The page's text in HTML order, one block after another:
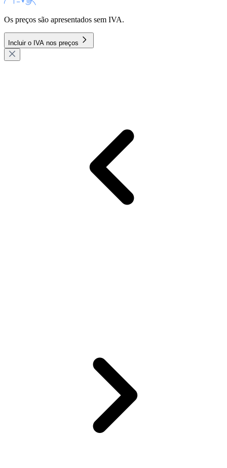
Os preços são apresentados sem IVA.
Incluir o IVA nos preços